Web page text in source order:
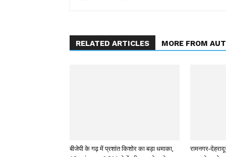
RELATED ARTICLES MORE FROM
बीजेपी के गढ़ में प्रशांत किशोर का बड़ा धमाका,
रामनगर-